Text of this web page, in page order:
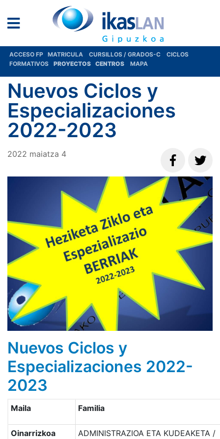
ACCESO FP MATRICULA CURSILLOS / GRADOS-C
CICLOS
FORMATIVOS
PROYECTOS CENTROS MAPA
Nuevos Ciclos y
Especializaciones
2022-2023
2022 maiatza 4
Nuevos Ciclos y
Especializaciones 2022-
2023
Maila Familia
Oinarrizkoa
ADMINISTRAZIOA ETA KUDEAKETA /